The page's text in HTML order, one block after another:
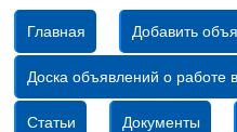
Главная Добавить
Доска объявлений о работе
Статьи Документы